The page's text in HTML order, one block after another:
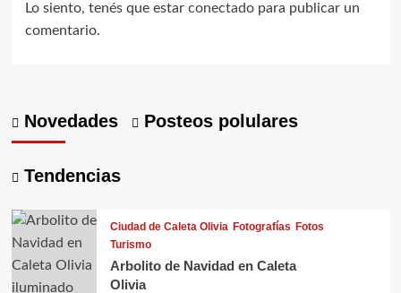
Lo siento, tenés que estar conectadopara publicar un
comentario.
Novedades Posteos polulares
Tendencias
Ciudad de Caleta Olivia Fotografías Fotos
Turismo
Arbolito de Navidad en Caleta
Olivia